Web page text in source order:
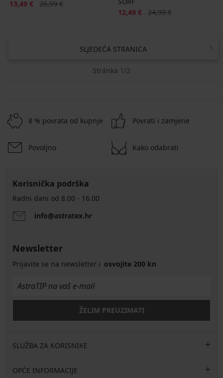
Popust
13,49 € Prvobitna cijena
26,99 €
Popust
12,49 € Prvobitna cijena
24,99 €
SLJEDEĆA STRANICA
Stránka 1/2
8 % povrata od kupnje Povrati i zamjene
Povoljno Kako odabrati
Korisnička podrška
Radni dani od 8.00 - 16.00
info@astratex.hr
Newsletter
Prijavite se na newsletter i osvojite 200 kn
ŽELIM PREUZIMATI
SLUŽBA ZA KORISNIKE
OPĆE INFORMACIJE